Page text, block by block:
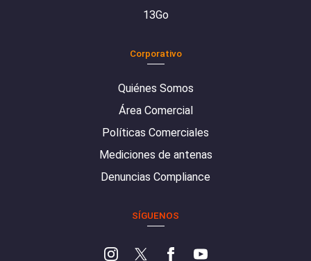
13Go
Corporativo
Quiénes Somos
Área Comercial
Políticas Comerciales
Mediciones de antenas
Denuncias Compliance
SÍGUENOS